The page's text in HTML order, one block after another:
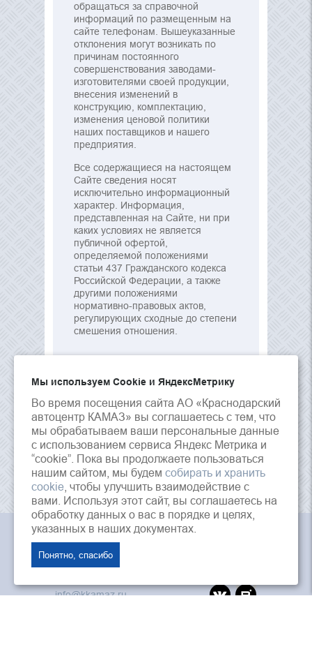
обращаться за справочной
информаций по размещенным на
сайте телефонам. Вышеуказанные
отклонения могут возникать по
причинам постоянного
совершенствования заводами-
изготовителями своей продукции,
внесения изменений в
конструкцию, комплектацию,
изменения ценовой политики
наших поставщиков и нашего
предприятия.
Все содержащиеся на настоящем
Сайте сведения носят
исключительно информационный
характер. Информация,
представленная на Сайте, ни при
каких условиях не является
публичной офертой,
определяемой положениями
статьи 437 Гражданского кодекса
Российской Федерации, а также
другими положениями
нормативно-правовых актов,
регулирующих сходные до степени
смешения отношения.
Мы используем Сookie и ЯндексМетрику
Во время посещения сайта АО «Краснодарский
автоцентр КАМАЗ» вы соглашаетесь с тем, что
мы обрабатываем ваши персональные данные
с использованием сервиса Яндекс Метрика и
“cookie”. Пока вы продолжаете пользоваться
нашим сайтом, мы будем собирать и хранить
cookie , чтобы улучшить взаимодействие с
вами. Используя этот сайт, вы соглашаетесь на
обработку данных о вас в порядке и целях,
указанных в наших документах.
Понятно, спасибо
353202, Россия, Краснодарский край, ст.
Динская, ул. Красная, 125
info@kkamaz.ru